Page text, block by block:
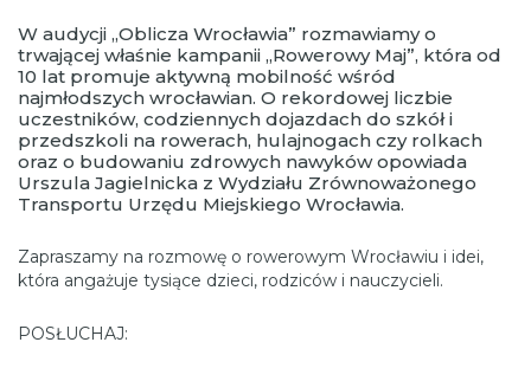
W audycji „Oblicza Wrocławia” rozmawiamy o
trwającej właśnie kampanii „Rowerowy Maj”, która od
10 lat promuje aktywną mobilność wśród
najmłodszych wrocławian. O rekordowej liczbie
uczestników, codziennych dojazdach do szkół i
przedszkoli na rowerach, hulajnogach czy rolkach
oraz o budowaniu zdrowych nawyków opowiada
Urszula Jagielnicka z Wydziału Zrównoważonego
Transportu Urzędu Miejskiego Wrocławia.
Zapraszamy na rozmowę o rowerowym Wrocławiu i idei,
która angażuje tysiące dzieci, rodziców i nauczycieli.
POSŁUCHAJ: